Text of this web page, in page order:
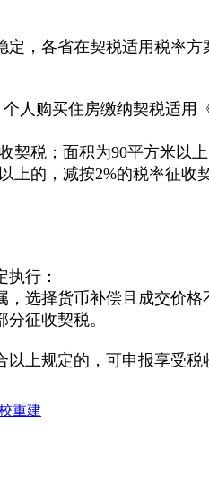
，各省在契税适用税率
人购买住房缴纳契税适
税；面积为90平方米以
上的，减按2%的税率征收契
行：
选择货币补偿且成交价
征收契税。
上规定的，可申报享受
重建